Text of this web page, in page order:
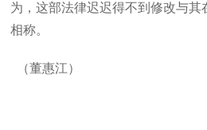
为，这部法律迟迟得不到修改与其
相称。
（董惠江）